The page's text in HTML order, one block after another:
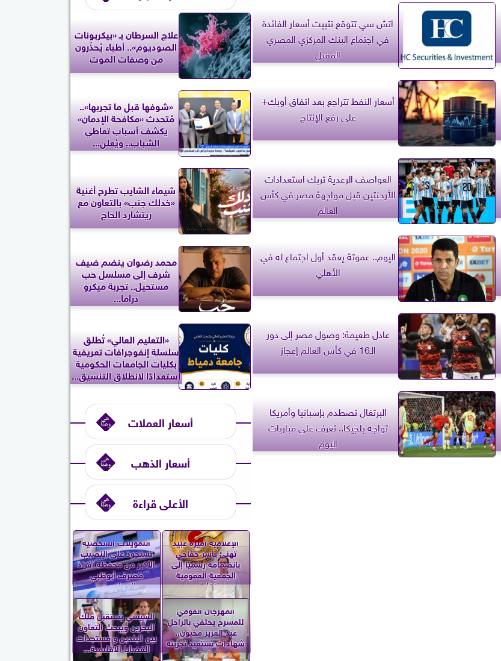
اتش سي تتوقع تثبيت أسعار الفائدة
في اجتماع البنك المركزي المصري
المقبل
أسعار النفط تتراجع بعد اتفاق أوبك+
على رفع الإنتاج
العواصف الرعدية تربك استعدادات
الأرجنتين قبل مواجهة مصر في كأس
العالم
اليوم.. عموتة يعقد أول اجتماع له في
الأهلي
عادل طعيمة: وصول مصر إلى دور
الـ16 في كأس العالم إعجاز
البرتغال تصطدم بإسبانيا وأمريكا
تواجه بلجيكا.. تعرف على مباريات
اليوم
علاج السرطان بـ «بيكربونات
الصوديوم».. أطباء يُحذّرون
من وصفات الموت
«شوفها قبل ما تجربها»..
مُتحدث «مكافحة الإدمان»
يكشف أسباب تعاطي
الشباب.. ويُعلن...
شيماء الشايب تطرح أغنية
«خدلك جنب» بالتعاون مع
ريتشارد الحاج
محمد رضوان ينضم ضيف
شرف إلى مسلسل حب
مستحيل.. تجربة ميكرو
دراما...
«التعليم العالي» تُطلق
سلسلة إنفوجرافات تعريفية
بكليات الجامعات الحكومية
استعدادًا لانطلاق التنسيق...
أسعار العملات
أسعار الذهب
الأعلى قراءة
الإعلامية أميرة عبيد
تهنئ ياسر خفاجي
بانضمامه رسميًا إلى
الجمعية العمومية
لنقابة...
التمويلات الشخصية
تستحوذ على النصيب
الأكبر من محفظة أفراد
مصرف أبوظبي
الإسلامي...
المهرجان القومي
للمسرح يحتفي بالراحل
عبد العزيز مخيون..
شهادات تستعيد تجربته
الرائدة...
السيسي يستقبل ملك
البحرين ويبحث التعاون
بين البلدين و مستجدات
القضايا الإقليمية...